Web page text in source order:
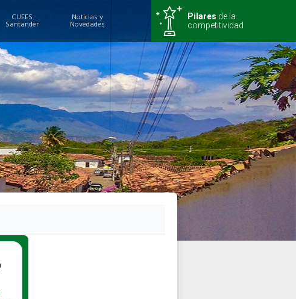
Pilares de la
competitividad
CUEES
Santander
Noticias y
Novedades